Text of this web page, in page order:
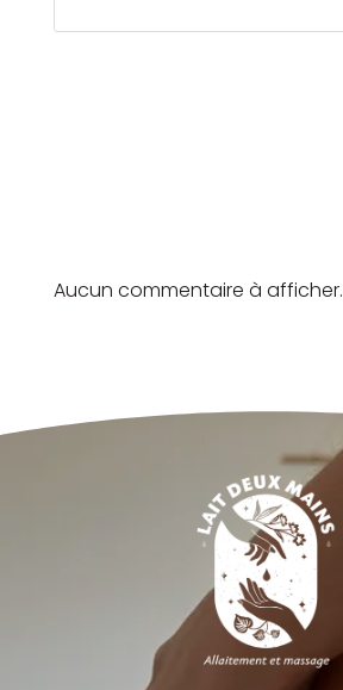
Aucun commentaire à afficher.